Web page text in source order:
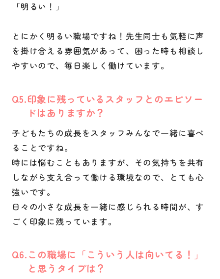
「明るい！」
とにかく明るい職場ですね！先生同士も気軽に声
を掛け合える雰囲気があって、困った時も相談し
やすいので、毎日楽しく働けています。
Q
印象に残っているスタッフとのエピソー
ドはありますか？
子どもたちの成長をスタッフみんなで一緒に喜べ
ることですね。
時には悩むこともありますが、その気持ちを共有
しながら支え合って働ける環境なので、とても心
強いです。
日々の小さな成長を一緒に感じられる時間が、す
ごく印象に残っています。
Q
この職場に「こういう人は向いてる！」
と思うタイプは？